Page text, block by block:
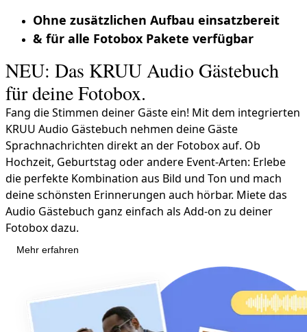
Ohne zusätzlichen Aufbau einsatzbereit
& für alle Fotobox Pakete verfügbar
NEU: Das KRUU Audio Gästebuch
für deine Fotobox.
Fang die Stimmen deiner Gäste ein! Mit dem integrierten
KRUU Audio Gästebuch nehmen deine Gäste
Sprachnachrichten direkt an der Fotobox auf. Ob
Hochzeit, Geburtstag oder andere Event-Arten: Erlebe
die perfekte Kombination aus Bild und Ton und mach
deine schönsten Erinnerungen auch hörbar. Miete das
Audio Gästebuch ganz einfach als Add-on zu deiner
Fotobox dazu.
Mehr erfahren